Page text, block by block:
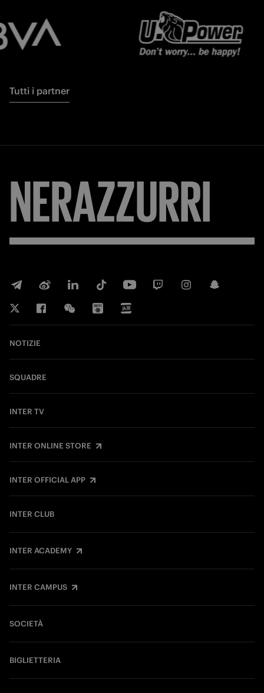
Tutti i partner
NERAZZURRI
NOTIZIE
SQUADRE
INTER TV
INTER ONLINE STORE
INTER OFFICIAL APP
INTER CLUB
INTER ACADEMY
INTER CAMPUS
SOCIETÀ
BIGLIETTERIA